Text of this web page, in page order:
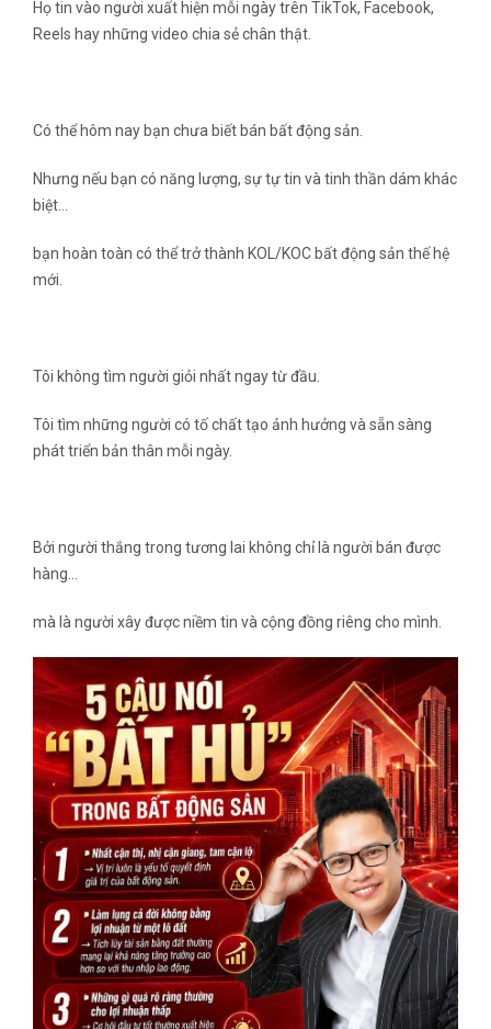
Họ tin vào người xuất hiện mỗi ngày trên TikTok, Facebook,
Reels hay những video chia sẻ chân thật.
Có thể hôm nay bạn chưa biết bán bất động sản.
Nhưng nếu bạn có năng lượng, sự tự tin và tinh thần dám khác
biệt…
bạn hoàn toàn có thể trở thành KOL/KOC bất động sản thế hệ
mới.
Tôi không tìm người giỏi nhất ngay từ đầu.
Tôi tìm những người có tố chất tạo ảnh hưởng và sẵn sàng
phát triển bản thân mỗi ngày.
Bởi người thắng trong tương lai không chỉ là người bán được
hàng…
mà là người xây được niềm tin và cộng đồng riêng cho mình.